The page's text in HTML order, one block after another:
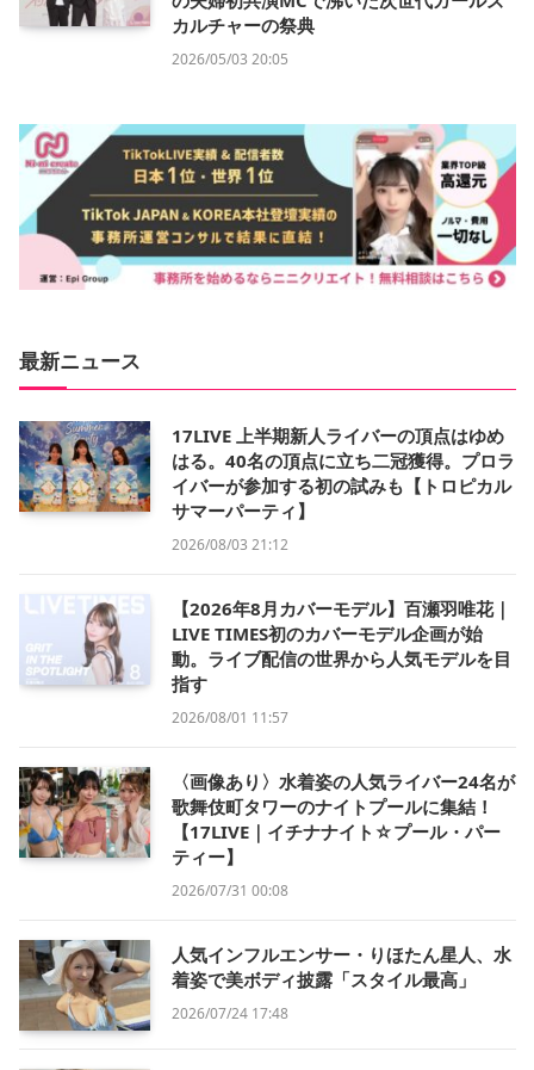
カルチャーの祭典
2026/05/03 20:05
最新ニュース
17LIVE 上半期新人ライバーの頂点はゆめ
はる。40名の頂点に立ち二冠獲得。プロラ
イバーが参加する初の試みも【トロピカル
サマーパーティ】
2026/08/03 21:12
【2026年8月カバーモデル】百瀬羽唯花｜
LIVE TIMES初のカバーモデル企画が始
動。ライブ配信の世界から人気モデルを目
指す
2026/08/01 11:57
〈画像あり〉水着姿の人気ライバー24名が
歌舞伎町タワーのナイトプールに集結！
【17LIVE｜イチナナイト☆プール・パー
ティー】
2026/07/31 00:08
人気インフルエンサー・りほたん星人、水
着姿で美ボディ披露「スタイル最高」
2026/07/24 17:48